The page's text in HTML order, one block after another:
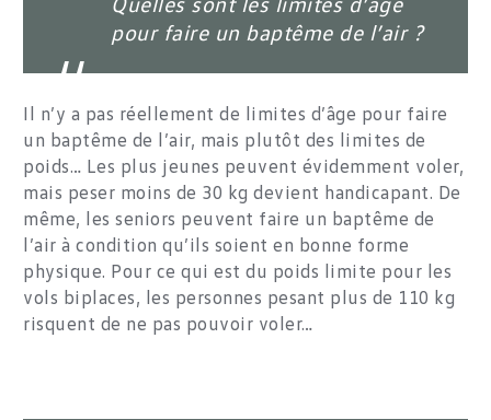
pour faire un baptême de l’air ?
Il n’y a pas réellement de limites d’âge pour faire
un baptême de l’air, mais plutôt des limites de
poids… Les plus jeunes peuvent évidemment voler,
mais peser moins de 30 kg devient handicapant. De
même, les seniors peuvent faire un baptême de
l’air à condition qu’ils soient en bonne forme
physique. Pour ce qui est du poids limite pour les
vols biplaces, les personnes pesant plus de 110 kg
risquent de ne pas pouvoir voler…